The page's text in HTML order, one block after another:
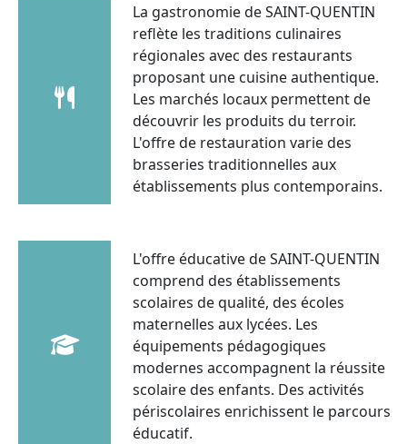
La gastronomie de SAINT-QUENTIN
reflète les traditions culinaires
régionales avec des restaurants
proposant une cuisine authentique.
Les marchés locaux permettent de
découvrir les produits du terroir.
L'offre de restauration varie des
brasseries traditionnelles aux
établissements plus contemporains.
L'offre éducative de SAINT-QUENTIN
comprend des établissements
scolaires de qualité, des écoles
maternelles aux lycées. Les
équipements pédagogiques
modernes accompagnent la réussite
scolaire des enfants. Des activités
périscolaires enrichissent le parcours
éducatif.